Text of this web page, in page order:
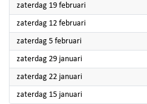
zaterdag 19 februari2022
zaterdag 12 februari2022
zaterdag 5 februari2022
zaterdag 29 januari2022
zaterdag 22 januari2022
zaterdag 15 januari2022